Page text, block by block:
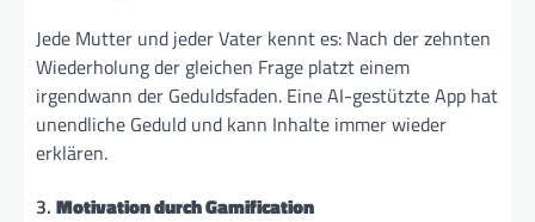
Jede Mutter und jeder Vater kennt es: Nach der zehnten
Wiederholung der gleichen Frage platzt einem
irgendwann der Geduldsfaden. Eine AI-gestützte App hat
unendliche Geduld und kann Inhalte immer wieder
erklären.
3. Motivation durch Gamification